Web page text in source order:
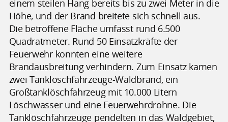
einem steilen Hang bereits bis zu zwei Meter in die
Höhe, und der Brand breitete sich schnell aus.
Die betroffene Fläche umfasst rund 6.500
Quadratmeter. Rund 50 Einsatzkräfte der
Feuerwehr konnten eine weitere
Brandausbreitung verhindern. Zum Einsatz kamen
zwei Tanklöschfahrzeuge-Waldbrand, ein
Großtanklöschfahrzeug mit 10.000 Litern
Löschwasser und eine Feuerwehrdrohne. Die
Tanklöschfahrzeuge pendelten in das Waldgebiet,